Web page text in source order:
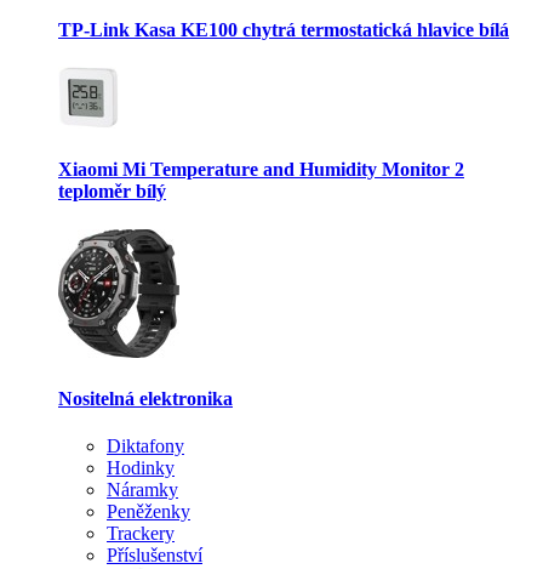
TP-Link Kasa KE100 chytrá termostatická hlavice bílá
Xiaomi Mi Temperature and Humidity Monitor 2
teploměr bílý
Nositelná elektronika
Diktafony
Hodinky
Náramky
Peněženky
Trackery
Příslušenství